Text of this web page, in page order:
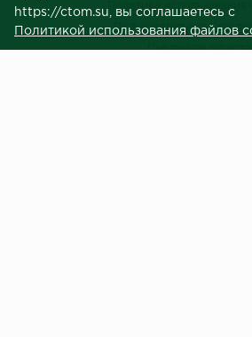
Пользовательское
Публичная оферта
https://ctom.su, вы соглашаетесь с
Политикой использования файлов